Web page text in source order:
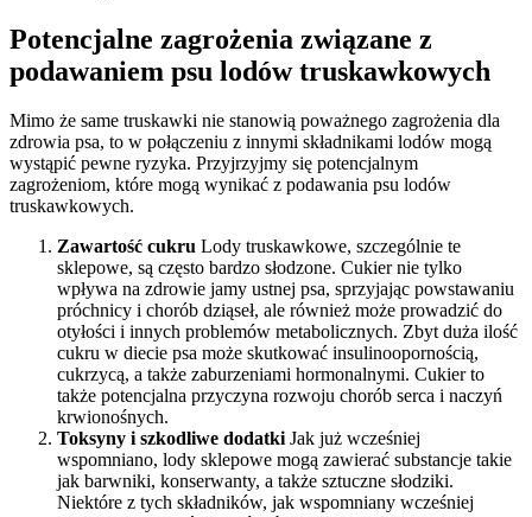
Potencjalne zagrożenia związane z
podawaniem psu lodów truskawkowych
Mimo że same truskawki nie stanowią poważnego zagrożenia dla
zdrowia psa, to w połączeniu z innymi składnikami lodów mogą
wystąpić pewne ryzyka. Przyjrzyjmy się potencjalnym
zagrożeniom, które mogą wynikać z podawania psu lodów
truskawkowych.
Zawartość cukru Lody truskawkowe, szczególnie te
sklepowe, są często bardzo słodzone. Cukier nie tylko
wpływa na zdrowie jamy ustnej psa, sprzyjając powstawaniu
próchnicy i chorób dziąseł, ale również może prowadzić do
otyłości i innych problemów metabolicznych. Zbyt duża ilość
cukru w diecie psa może skutkować insulinoopornością,
cukrzycą, a także zaburzeniami hormonalnymi. Cukier to
także potencjalna przyczyna rozwoju chorób serca i naczyń
krwionośnych.
Toksyny i szkodliwe dodatkiJak już wcześniej
wspomniano, lody sklepowe mogą zawierać substancje takie
jak barwniki, konserwanty, a także sztuczne słodziki.
Niektóre z tych składników, jak wspomniany wcześniej